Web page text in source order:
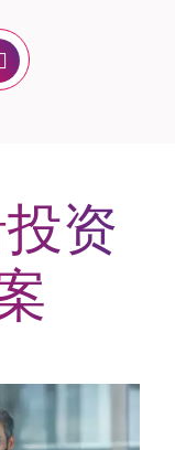
资